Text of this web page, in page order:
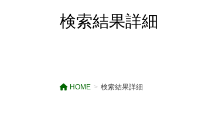
検索結果詳細
HOME 検索結果詳細